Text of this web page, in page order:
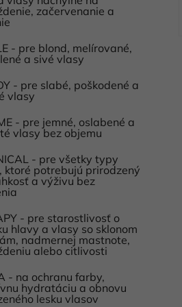
začervenanie a
- pre blond, melírované,
a sivé vlasy
- pre slabé, poškodené a
vlasy
- pre jemné, oslabené a
vlasy bez objemu
- pre všetky typy
ktoré potrebujú prirodzený
a výživu bez
- pre starostlivosť o
hlavy a vlasy so sklonom
nadmernej mastnote,
alebo citlivosti
- na ochranu farby,
hydratáciu a obnovu
lesku vlasov